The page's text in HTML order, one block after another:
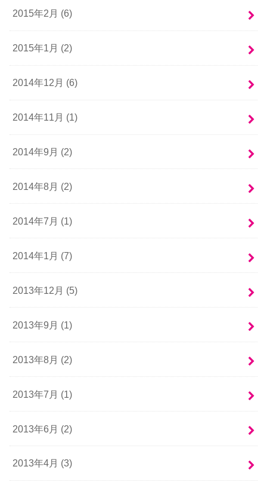
2015年2月 (6)
2015年1月 (2)
2014年12月 (6)
2014年11月 (1)
2014年9月 (2)
2014年8月 (2)
2014年7月 (1)
2014年1月 (7)
2013年12月 (5)
2013年9月 (1)
2013年8月 (2)
2013年7月 (1)
2013年6月 (2)
2013年4月 (3)